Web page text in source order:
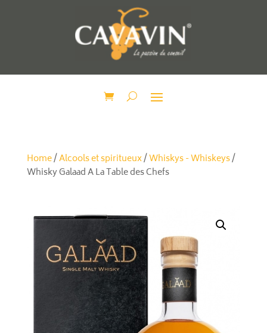
Home/Alcools et spiritueux/Whiskys - Whiskeys/
Whisky Galaad A La Table des Chefs